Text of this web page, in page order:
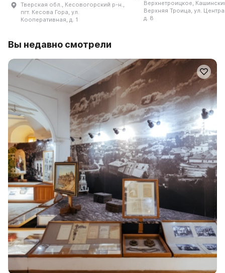
Тверская обл., Кесовогорский р-н.,
пгт. Кесова Гора, ул.
Кооперативная, д. 1
Верхнетроицкое,
Верхняя Троица, ул.
д. 8
Вы недавно смотрели